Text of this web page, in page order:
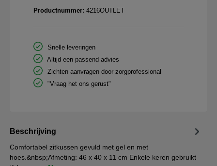
Productnummer: 4216OUTLET
Snelle leveringen
Altijd een passend advies
Zichten aanvragen door zorgprofessional
"Vraag het ons gerust"
Beschrijving
Comfortabel zitkussen gevuld met gel en met
hoes.&nbsp;Afmeting: 46 x 40 x 11 cm Enkele keren gebruikt